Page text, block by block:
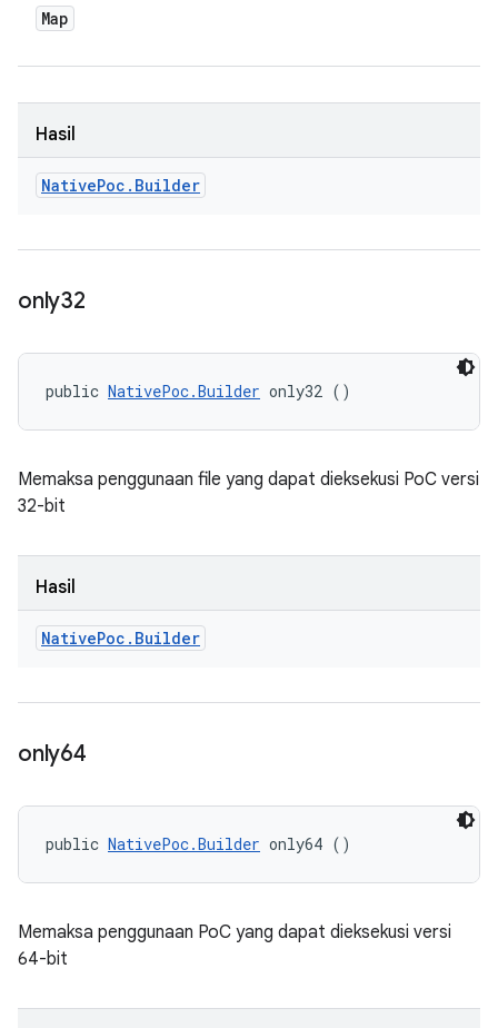
Map
Hasil
NativePoc . Builder
only32
public NativePoc.Builder only32 ()
Memaksa penggunaan file yang dapat dieksekusi PoC versi
32-bit
Hasil
NativePoc . Builder
only64
public NativePoc.Builder only64 ()
Memaksa penggunaan PoC yang dapat dieksekusi versi
64-bit